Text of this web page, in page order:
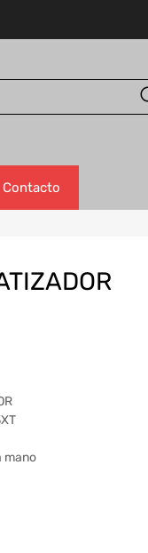
Contacto
mano